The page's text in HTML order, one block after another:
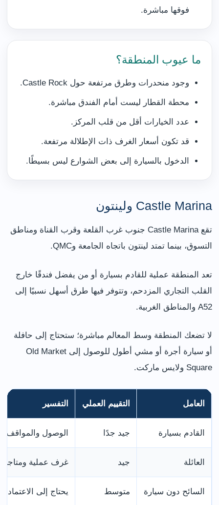
فوقها مباشرة.
ما عيوب المنطقة؟
وجود منحدرات وطرق مرتفعة حول Castle Rock.
محطة القطار ليست أمام الفندق مباشرة.
عدد الخيارات أقل من قلب المركز.
قد تكون أسعار الغرف ذات الإطلالة مرتفعة.
الدخول بالسيارة إلى بعض الشوارع ليس بسيطًا.
Castle Marina ولينتون
تقع Castle Marina جنوب غرب القلعة وقرب القناة ومناطق
التسوق، بينما تمتد لينتون باتجاه الجامعة وQMC.
تعد المنطقة عملية للقادم بسيارة أو من يفضل فندقًا خارج
القلب التجاري المزدحم، وتتوفر فيها طرق أسهل نسبيًا إلى
A52 والمناطق الغربية.
لا تضعك المنطقة وسط المعالم مباشرة؛ ستحتاج إلى حافلة
أو سيارة أجرة أو مشي أطول للوصول إلى Old Market
Square ولايس ماركت.
العامل التقييم العملي التفسير
القادم بسيارة جيد جدًا الوصول والمواقف
العائلة جيد غرف عملية ومتاجر
السائح دون سيارة متوسط يحتاج إلى الاعتماد